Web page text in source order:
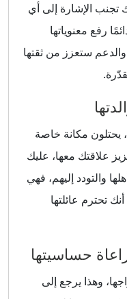
تجنب الإشارة إلى أي
رفع معنوياتها
ستعزز من ثقتها
يحتلون مكانة خاصة
علاقتك معها، عليك
والتودد إليهم، فهي
تحترم عائلتها
وهذا يرجع إلى